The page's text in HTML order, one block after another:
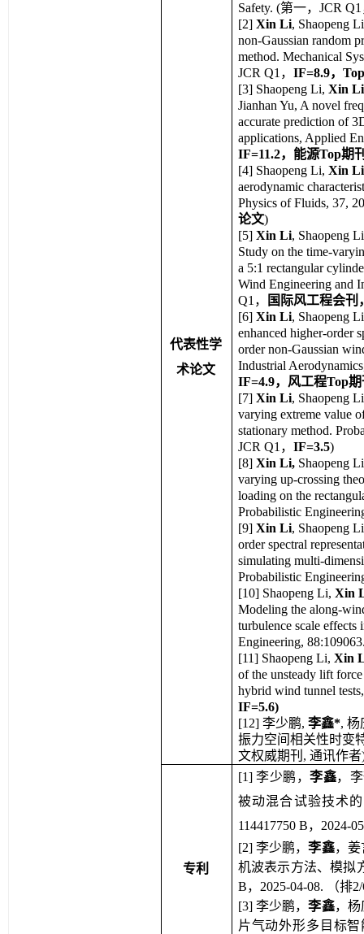
代表性学
术论文
Safety. (第一，JCR
[2] Xin Li, Shaopeng
non-Gaussian random
method. Mechanical
JCR Q1， IF=8.9，
[3] Shaopeng Li, Xin
Jianhan Yu, A novel
accurate prediction of
applications, Applied
IF=11.2，能源Top期
[4] Shaopeng Li, Xin
aerodynamic
Physics of Fluids, 37,
论文)
[5] Xin Li, Shaopeng
Study on the time-
a 5:1 rectangular
Wind Engineering and
Q1，
国际风工程会刊
[6] Xin Li, Shaopeng
enhanced higher-order
order non-Gaussian
Industrial
IF=4.9，风工程Top期
[7] Xin Li, Shaopeng
varying extreme value
stationary method.
JCR Q1， IF=3.5)
[8] Xin Li, Shaopeng
varying up-crossing
loading on the
Probabilistic
[9] Xin Li, Shaopeng
order spectral
simulating multi-
Probabilistic
[10] Shaopeng Li, Xin
Modeling the along-
turbulence scale
Engineering,
[11] Shaopeng Li, Xin
of the unsteady lift
hybrid wind tunnel
IF=5.6)
[12] 李少鹏, 李鑫*, 杨
振力空间相关性时变
文权威期刊, 通讯作者
专利
[1] 李少鹏，李鑫，
被动混合试验技术
114417750 B，2024-
[2] 李少鹏，李鑫，姜
机波表示方法、模拟
B，2025-04-08. （排
[3] 李少鹏，李鑫，杨
片气动外形多目标